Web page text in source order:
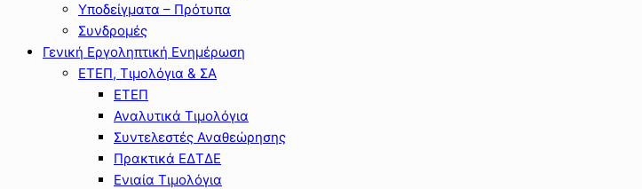
Υποδείγματα – Πρότυπα
Συνδρομές
Γενική Εργοληπτική Ενημέρωση
ΕΤΕΠ, Τιμολόγια & ΣΑ
ΕΤΕΠ
Αναλυτικά Τιμολόγια
Συντελεστές Αναθεώρησης
Πρακτικά ΕΔΤΔΕ
Ενιαία Τιμολόγια